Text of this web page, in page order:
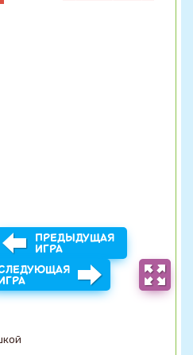
ПРЕДЫДУЩАЯ
ИГРА